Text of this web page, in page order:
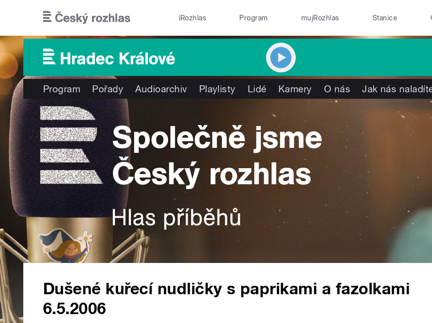
iRozhlas Program mujRozhlas Stanice
Program Pořady Audioarchiv Playlisty Lidé Kamery O nás Jak nás
Dušené kuřecí nudličky s paprikami a fazolkami
6.5.2006